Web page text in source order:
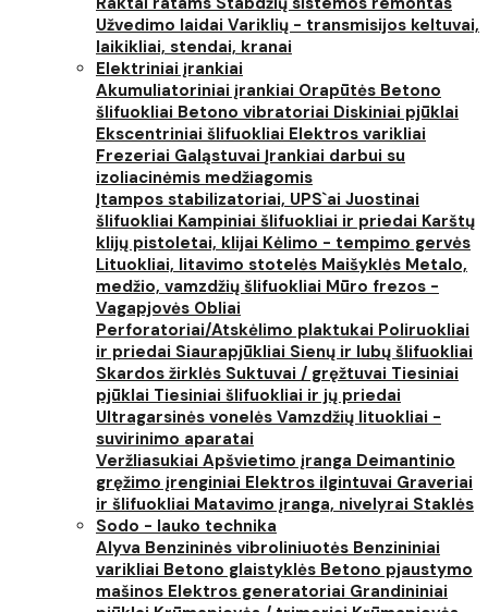
Užvedimo laidai Variklių - transmisijos keltuvai,
laikikliai, stendai, kranai
Elektriniai įrankiai
Akumuliatoriniai įrankiai Orapūtės Betono
šlifuokliai Betono vibratoriai Diskiniai pjūklai
Ekscentriniai šlifuokliai Elektros varikliai
Frezeriai Galąstuvai Įrankiai darbui su
izoliacinėmis medžiagomis
Įtampos stabilizatoriai, UPS`ai Juostinai
šlifuokliai Kampiniai šlifuokliai ir priedai Karštų
klijų pistoletai, klijai Kėlimo - tempimo gervės
Lituokliai, litavimo stotelės Maišyklės Metalo,
medžio, vamzdžių šlifuokliai Mūro frezos -
Vagapjovės Obliai
Perforatoriai/Atskėlimo plaktukai Poliruokliai
ir priedai Siaurapjūkliai Sienų ir lubų šlifuokliai
Skardos žirklės Suktuvai / gręžtuvai Tiesiniai
pjūklai Tiesiniai šlifuokliai ir jų priedai
Ultragarsinės vonelės Vamzdžių lituokliai -
suvirinimo aparatai
Veržliasukiai Apšvietimo įranga Deimantinio
gręžimo įrenginiai Elektros ilgintuvai Graveriai
ir šlifuokliai Matavimo įranga, nivelyrai Staklės
Sodo - lauko technika
Alyva Benzininės vibroliniuotės Benzininiai
varikliai Betono glaistyklės Betono pjaustymo
mašinos Elektros generatoriai Grandininiai